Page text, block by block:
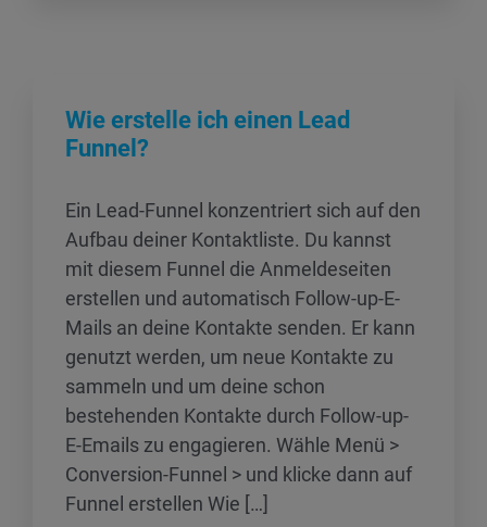
Wie erstelle ich einen Lead
Funnel?
Ein Lead-Funnel konzentriert sich auf den
Aufbau deiner Kontaktliste. Du kannst
mit diesem Funnel die Anmeldeseiten
erstellen und automatisch Follow-up-E-
Mails an deine Kontakte senden. Er kann
genutzt werden, um neue Kontakte zu
sammeln und um deine schon
bestehenden Kontakte durch Follow-up-
E-Emails zu engagieren. Wähle Menü >
Conversion-Funnel > und klicke dann auf
Funnel erstellen Wie […]